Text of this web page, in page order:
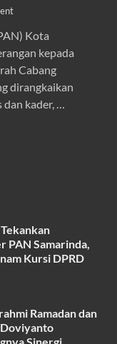
Kota
kepada
Cabang
dirangkaikan
dan kader, …
PAN Samarinda,
Kursi DPRD
Ramadan dan
Doviyanto